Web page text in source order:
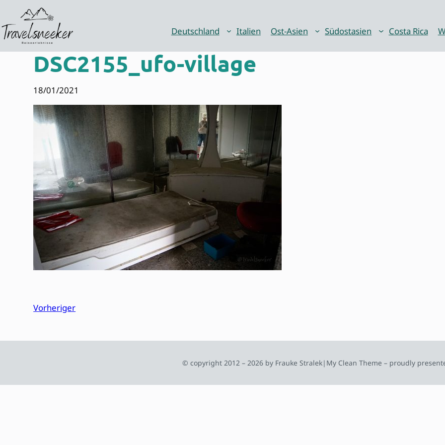
Inhalt
springen
Deutschland Italien Ost-Asien Südostasien Costa Rica
DSC2155_ufo-village
18/01/2021
Vorheriger
© copyright 2012 – 2026 by Frauke Stralek| My Clean Theme – proudly